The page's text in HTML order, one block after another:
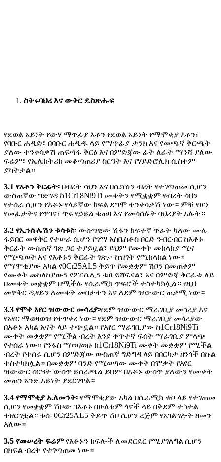
ስትሩባህሪ እና ውቅር ዴስጽሑፍ
የደወል አይነት የውሃ ማጥፊያ እቶን የደወል አይነት የማሞቂያ እቶን፣
የባቡር ሐዲድ፣ በባቡር ሐዲዱ ላይ የማጥፊያ ታንክ እና የመጫኛ ቅርጫት
ያለው ተንቀሳቃሽ ጠፍጣፋ ቅርፅ እና በምድጃው ፊት ለፊት ማንሻ ያለው
ፍሬም፣ የኤሌክትሪክ መቆጣጠሪያ ስርዓት እና የሃይድሮሊክ ሲስተም
ያካትታል።
3.1 የእቶን ቅርፊት፡ በብረት ሳህን እና በሴክሽን ብረት የተገጣጠመ ሲሆን
ውስጠኛው ግድግዳ ከ1Cr18Ni9Ti ሙቀትን የሚቋቋም የብረት ሳህን
የተሰራ ሲሆን የእቶኑ የላይኛው ክፍል ደግሞ ተንቀሳቃሽ ነው። ምቹ የሆነ
የመፈታትና የጥገና፣ ጥሩ የኃይል ቁጠባ እና የመሳሰሉት ባህሪያት አሉት።
3.2 የኢንሱሌሽን ቁሳቁስ፡ ውስጣዊው ሽፋን ከፍተኛ ጥራት ካለው ሙሉ
ፋይበር መዋቅር የተሠራ ሲሆን የጎማ አስቤስቶስ ቦርድ ንብርብር ከእቶኑ
ቅርፊት ውስጠኛ ገጽ ጋር ተያይዟል፣ ይህም የሙቀት መከላከያ ሚና
የሚጫወት እና የእቶኑን ቅርፊት ገጽታ ከዝገት የሚከላከል ነው።
የማሞቂያው አካል የ0Cr25AL5 ቅይጥ የመቋቋም ሽቦን በመጠቀም
የሙቀት መከላከያውን የፖርሴሊን ቱቦ ይሸፍናል፣ እና በምድጃ ቅርፊቱ ላይ
በሙቀት መቋቋም በሚችሉ የሴራሚክ ጥፍሮች ተስተካክሏል። የዚህ
መዋቅር ዲዛይን ለሙቀት መበታተን እና ለደም ዝውውር ጠቃሚ ነው።
3.3 የሞቀ አየር ዝውውር መሳሪያ፡የደም ዝውውር ማራገቢያ መሳሪያ እና
የአየር ማወዛወዝ የተዋቀረ ነው። የደም ዝውውር ማራገቢያ መሳሪያው
በእቶኑ አካል አናት ላይ ተጭኗል። የአየር ማራገቢያው ከ1Cr18Ni9Ti
ሙቀት መቋቋም የሚችል ብረት እንደ ቀጥተኛ ፍሰት ማራገቢያ ምላጭ
የተሰራ ነው። የንፋስ ማወዛወዙ ከ1Cr18Ni9Ti ሙቀት መቋቋም የሚችል
ብረት የተሰራ ሲሆን በምድጃው ውስጠኛ ግድግዳ ላይ በበርካታ ዘንጎች በኩል
ተስተካክሏል። በመቋቋም ባንድ የሚወጣው ሙቀት በሞቃት የአየር
ዝውውር ስርዓት ውስጥ ይሰራጫል ይህም በእቶኑ ውስጥ ያለውን የሙቀት
መጠን አንድ አይነት ያደርገዋል።
3.4 የማሞቂያ ኤለመንት፡ የማሞቂያው አካል በሴራሚክ ቱቦ ላይ የተገጠመ
ሲሆን የመቋቋም ሽቦው በእቶኑ በሁለቱም ጎኖች ላይ በቅደም ተከተል
ተዘርግቷል። ቁሱ 0Cr25AL5 ቅይጥ ሽቦ ሲሆን ረጅም የአገልግሎት ዘመን
አለው።
3.5 የመሠረት ፍሬም የእቶኑን ክፍሎች ለመደርደር የሚያገለግል ሲሆን
በክፍል ብረት የተገጣጠመ ነው።